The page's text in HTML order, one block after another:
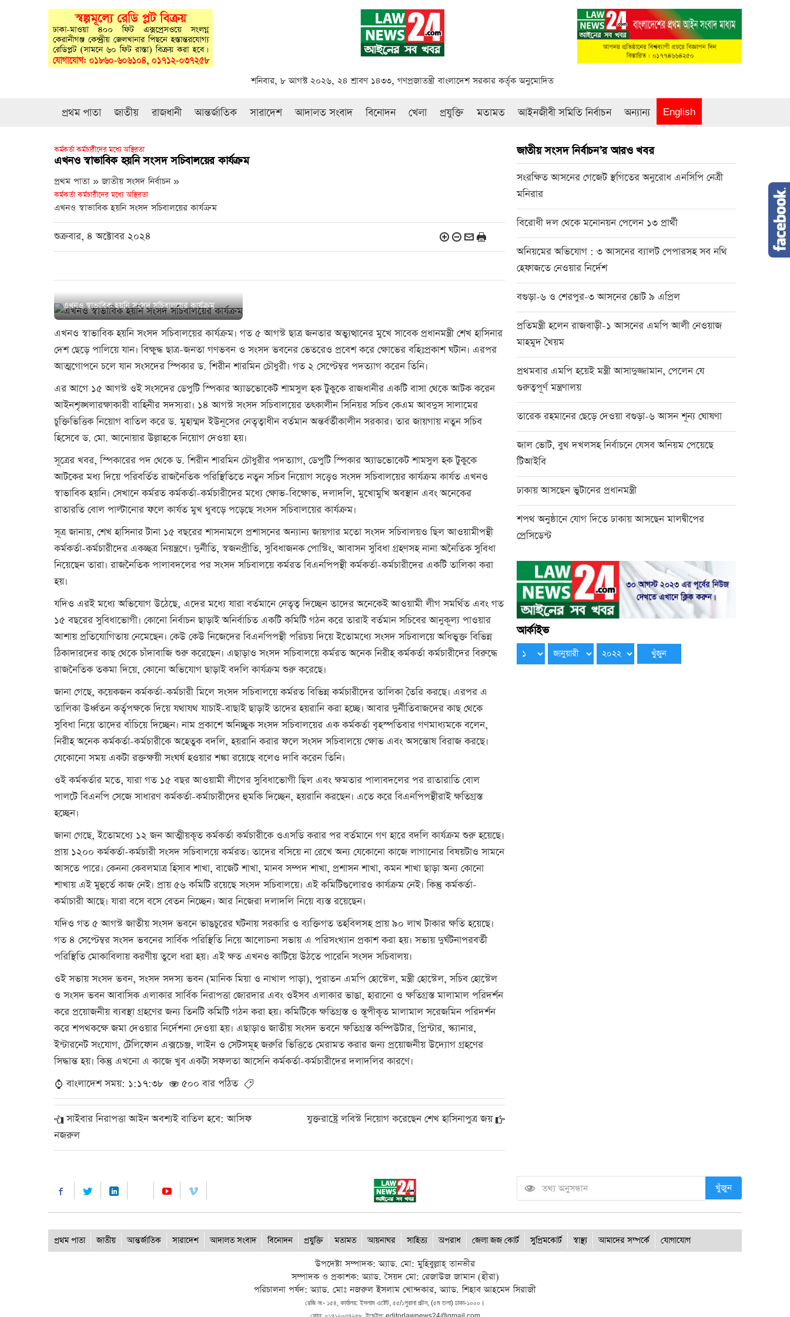
শনিবার, ৮ আগস্ট ২০২৬, ২৪ শ্রাবণ ১৪৩৩, গণপ্রজাতন্ত্রী বাংলাদেশ সরকার কর্তৃক অনুমোদিত
প্রথম পাতা জাতীয় রাজধানী আন্তর্জাতিক সারাদেশ আদালত সংবাদ বিনোদন খেলা প্রযুক্তি মতামত আইনজীবী সমিতি নির্বাচন অন্যান্য English
কর্মকর্তা কর্মচারীদের মধ্যে অস্থিরতা
এখনও স্বাভাবিক হয়নি সংসদ সচিবালয়ের কার্যক্রম
প্রথম পাতা » জাতীয় সংসদ নির্বাচন »
কর্মকর্তা কর্মচারীদের মধ্যে অস্থিরতা
এখনও স্বাভাবিক হয়নি সংসদ সচিবালয়ের কার্যক্রম
শুক্রবার, ৪ অক্টোবর ২০২৪
এখনও স্বাভাবিক হয়নি সংসদ সচিবালয়ের কার্যক্রম
এখনও স্বাভাবিক হয়নি সংসদ সচিবালয়ের কার্যক্রম। গত ৫ আগস্ট ছাত্র জনতার অভ্যুত্থানের মুখে সাবেক প্রধানমন্ত্রী শেখ হাসিনার
দেশ ছেড়ে পালিয়ে যান। বিক্ষুদ্ধ ছাত্র-জনতা গণভবন ও সংসদ ভবনের ভেতরেও প্রবেশ করে ক্ষোভের বহিঃপ্রকাশ ঘটান। এরপর
আত্মগোপনে চলে যান সংসদের স্পিকার ড. শিরীন শারমিন চৌধুরী। গত ২ সেপ্টেম্বর পদত্যাগ করেন তিনি।
এর আগে ১৫ আগস্ট ওই সংসদের ডেপুটি স্পিকার অ্যাডভোকেট শামসুল হক টুকুকে রাজধানীর একটি বাসা থেকে আটক করেন
আইনশৃঙ্খলারক্ষাকারী বাহিনীর সদস্যরা। ১৪ আগস্ট সংসদ সচিবালয়ের তৎকালীন সিনিয়র সচিব কেএম আবদুস সালামের
চুক্তিভিত্তিক নিয়োগ বাতিল করে ড. মুহাম্মদ ইউনূসের নেতৃত্বাধীন বর্তমান অন্তর্বর্তীকালীন সরকার। তার জায়গায় নতুন সচিব
হিসেবে ড. মো. আনোয়ার উল্লাহকে নিয়োগ দেওয়া হয়।
সূত্রের খবর, স্পিকারের পদ থেকে ড. শিরীন শারমিন চৌধুরীর পদত্যাগ, ডেপুটি স্পিকার অ্যাডভোকেট শামসুল হক টুকুকে
আটকের মধ্য দিয়ে পরিবর্তিত রাজনৈতিক পরিস্থিতিতে নতুন সচিব নিয়োগ সত্ত্বেও সংসদ সচিবালয়ের কার্যক্রম কার্যত এখনও
স্বাভাবিক হয়নি। সেখানে কর্মরত কর্মকর্তা-কর্মচারীদের মধ্যে ক্ষোভ-বিক্ষোভ, দলাদলি, মুখোমুখি অবস্থান এবং অনেকের
রাতারতি বোল পাল্টানোর ফলে কার্যত মুখ থুবড়ে পড়েছে সংসদ সচিবালয়ের কার্যক্রম।
সূত্র জানায়, শেখ হাসিনার টানা ১৫ বছরের শাসনামলে প্রশাসনের অন্যান্য জায়গার মতো সংসদ সচিবালয়ও ছিল আওয়ামীপন্থী
কর্মকর্তা-কর্মচারীদের একচ্ছত্র নিয়ন্ত্রণে। দুর্নীতি, স্বজনপ্রীতি, সুবিধাজনক পোস্টিং, আবাসন সুবিধা গ্রহণসহ নানা অনৈতিক সুবিধা
নিয়েছেন তারা। রাজনৈতিক পালাবদলের পর সংসদ সচিবালয়ে কর্মরত বিএনপিপন্থী কর্মকর্তা-কর্মচারীদের একটি তালিকা করা
হয়।
যদিও এরই মধ্যে অভিযোগ উঠেছে, এদের মধ্যে যারা বর্তমানে নেতৃত্ব দিচ্ছেন তাদের অনেকেই আওয়ামী লীগ সমর্থিত এবং গত
১৫ বছরের সুবিধাভোগী। কোনো নির্বাচন ছাড়াই অনির্বাচিত একটি কমিটি গঠন করে তারাই বর্তমান সচিবের আনুকূল্য পাওয়ার
আশায় প্রতিযোগিতায় নেমেছেন। কেউ কেউ নিজেদের বিএনপিপন্থী পরিচয় দিয়ে ইতোমধ্যে সংসদ সচিবালয়ে অধিভুক্ত বিভিন্ন
ঠিকাদারদের কাছ থেকে চাঁদাবাজি শুরু করেছেন। এছাড়াও সংসদ সচিবালয়ে কর্মরত অনেক নিরীহ কর্মকর্তা কর্মচারীদের বিরুদ্ধে
রাজনৈতিক তকমা দিয়ে, কোনো অভিযোগ ছাড়াই বদলি কার্যক্রম শুরু করেছে।
জানা গেছে, কয়েকজন কর্মকর্তা-কর্মচারী মিলে সংসদ সচিবালয়ে কর্মরত বিভিন্ন কর্মচারীদের তালিকা তৈরি করছে। এরপর এ
তালিকা উর্ধ্বতন কর্তৃপক্ষকে দিয়ে যথাযথ যাচাই-বাছাই ছাড়াই তাদের হয়রানি করা হচ্ছে। আবার দুর্নীতিবাজদের কাছ থেকে
সুবিধা নিয়ে তাদের বাঁচিয়ে দিচ্ছেন। নাম প্রকাশে অনিচ্ছুক সংসদ সচিবালয়ের এক কর্মকর্তা বৃহস্পতিবার গণমাধ্যমকে বলেন,
নিরীহ অনেক কর্মকর্তা-কর্মচারীকে অহেতুক বদলি, হয়রানি করার ফলে সংসদ সচিবালয়ে ক্ষোভ এবং অসন্তোষ বিরাজ করছে।
যেকোনো সময় একটা রক্তক্ষয়ী সংঘর্ষ হওয়ার শঙ্কা রয়েছে বলেও দাবি করেন তিনি।
ওই কর্মকর্তার মতে, যারা গত ১৫ বছর আওয়ামী লীগের সুবিধাভোগী ছিল এবং ক্ষমতার পালাবদলের পর রাতারাতি বোল
পালটে বিএনপি সেজে সাধারণ কর্মকর্তা-কর্মাচারীদের হুমকি দিচ্ছেন, হয়রানি করছেন। এতে করে বিএনপিপন্থীরাই ক্ষতিগ্রস্ত
হচ্ছেন।
জানা গেছে, ইতোমধ্যে ১২ জন আত্মীয়কৃত কর্মকর্তা কর্মচারীকে ওএসডি করার পর বর্তমানে গণ হারে বদলি কার্যক্রম শুরু হয়েছে।
প্রায় ১২০০ কর্মকর্তা-কর্মচারী সংসদ সচিবালয়ে কর্মরত। তাদের বসিয়ে না রেখে অন্য যেকোনো কাজে লাগানোর বিষয়টাও সামনে
আসতে পারে। কেননা কেবলমাত্র হিসাব শাখা, বাজেট শাখা, মানব সম্পদ শাখা, প্রশাসন শাখা, কমন শাখা ছাড়া অন্য কোনো
শাখায় এই মুহুর্তে কাজ নেই। প্রায় ৫৬ কমিটি রয়েছে সংসদ সচিবালয়ে। এই কমিটিগুলোরও কার্যক্রম নেই। কিন্তু কর্মকর্তা-
কর্মাচারী আছে। যারা বসে বসে বেতন নিচ্ছেন। আর নিজেরা দলাদলি নিয়ে ব্যস্ত রয়েছেন।
যদিও গত ৫ আগস্ট জাতীয় সংসদ ভবনে ভাঙচুরের ঘটনায় সরকারি ও ব্যক্তিগত তহবিলসহ প্রায় ৯০ লাখ টাকার ক্ষতি হয়েছে।
গত ৪ সেপ্টেম্বর সংসদ ভবনের সার্বিক পরিস্থিতি নিয়ে আলোচনা সভায় এ পরিসংখ্যান প্রকাশ করা হয়। সভায় দুর্ঘটনাপরবর্তী
পরিস্থিতি মোকাবিলায় করণীয় তুলে ধরা হয়। এই ক্ষত এখনও কাটিয়ে উঠতে পারেনি সংসদ সচিবালয়।
ওই সভায় সংসদ ভবন, সংসদ সদস্য ভবন (মানিক মিয়া ও নাখাল পাড়া), পুরাতন এমপি হোস্টেল, মন্ত্রী হোস্টেল, সচিব হোস্টেল
ও সংসদ ভবন আবাসিক এলাকার সার্বিক নিরাপত্তা জোরদার এবং ওইসব এলাকার ভাঙা, হারানো ও ক্ষতিগ্রস্ত মালামাল পরিদর্শন
করে প্রয়োজনীয় ব্যবস্থা গ্রহণের জন্য তিনটি কমিটি গঠন করা হয়। কমিটিকে ক্ষতিগ্রস্ত ও স্তূপীকৃত মালামাল সরেজমিন পরিদর্শন
করে শপথকক্ষে জমা দেওয়ার নির্দেশনা দেওয়া হয়। এছাড়াও জাতীয় সংসদ ভবনে ক্ষতিগ্রস্ত কম্পিউটার, প্রিন্টার, স্ক্যানার,
ইন্টারনেট সংযোগ, টেলিফোন এক্সচেঞ্জ, লাইন ও সেটসমূহ জরুরি ভিত্তিতে মেরামত করার জন্য প্রয়োজনীয় উদ্যোগ গ্রহণের
সিদ্ধান্ত হয়। কিন্তু এখনো এ কাজে খুব একটা সফলতা আসেনি কর্মকর্তা-কর্মচারীদের দলাদলির কারণে।
বাংলাদেশ সময়: ১:১৭:৩৮
৫০০ বার পঠিত
সাইবার নিরাপত্তা আইন অবশ্যই বাতিল হবে: আসিফ
নজরুল
যুক্তরাষ্ট্রে লবিস্ট নিয়োগ করেছেন শেখ হাসিনাপুত্র জয়
জাতীয় সংসদ নির্বাচন’র আরও খবর
সংরক্ষিত আসনের গেজেট স্থগিতের অনুরোধ এনসিপি নেত্রী
মনিরার
বিরোধী দল থেকে মনোনয়ন পেলেন ১৩ প্রার্থী
অনিয়মের অভিযোগ : ৩ আসনের ব্যালট পেপারসহ সব নথি
হেফাজতে নেওয়ার নির্দেশ
বগুড়া-৬ ও শেরপুর-৩ আসনের ভোট ৯ এপ্রিল
প্রতিমন্ত্রী হলেন রাজবাড়ী-১ আসনের এমপি আলী নেওয়াজ
মাহমুদ খৈয়ম
প্রথমবার এমপি হয়েই মন্ত্রী আসাদুজ্জামান, পেলেন যে
গুরুত্বপূর্ণ মন্ত্রণালয়
তারেক রহমানের ছেড়ে দেওয়া বগুড়া-৬ আসন শূন্য ঘোষণা
জাল ভোট, বুথ দখলসহ নির্বাচনে যেসব অনিয়ম পেয়েছে
টিআইবি
ঢাকায় আসছেন ভুটানের প্রধানমন্ত্রী
শপথ অনুষ্ঠানে যোগ দিতে ঢাকায় আসছেন মালদ্বীপের
প্রেসিডেন্ট
আর্কাইভ
খুঁজুন
প্রথম পাতা জাতীয় আন্তর্জাতিক সারাদেশ আদালত সংবাদ বিনোদন প্রযুক্তি মতামত আয়নাঘর সাহিত্য অপরাধ জেলা জজ কোর্ট সুপ্রিমকোর্ট স্বাস্থ্য আমাদের সম্পর্কে যোগাযোগ
উপদেষ্টা সম্পাদক: অ্যাড. মো: মুহিবুল্লাহ্ তানভীর
সম্পাদক ও প্রকাশক: অ্যাড. সৈয়দ মো: রেজাউজ জামান (হীরা)
পরিচালনা পর্ষদ: অ্যাড. মোঃ নজরুল ইসলাম খোন্দকার, অ্যাড. শিহাব আহমেদ সিরাজী
রেজি নং- ১৫৪, কার্যালয়: ইসলাম এষ্টেট, ৫৫/১পুরানা পল্টন, (৫ম তলা) ঢাকা-১০০০।